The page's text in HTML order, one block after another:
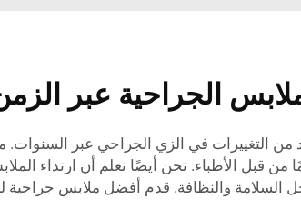
الجراحية عبر
من التغييرات في الزي الجراحي عبر السنوات.
من قبل الأطباء. نحن أيضًا نعلم أن ارتداء
السلامة والنظافة. قدم أفضل ملابس جراحية